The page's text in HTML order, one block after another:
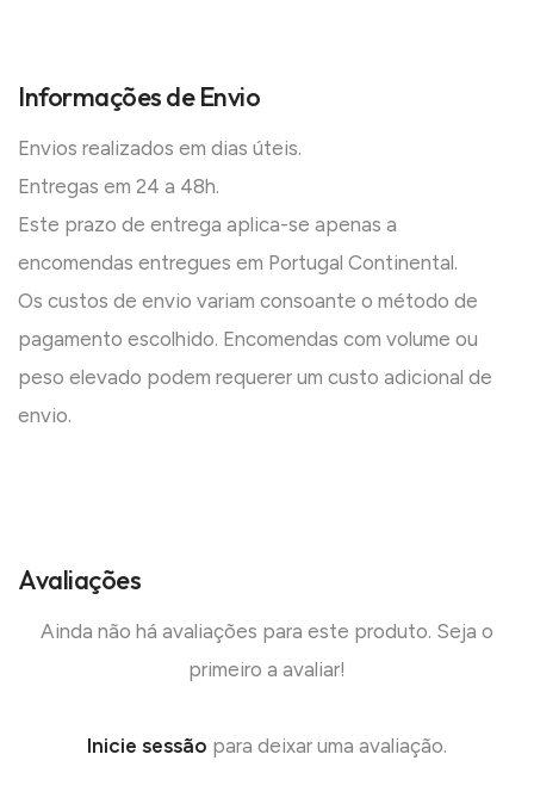
Informações de Envio
Envios realizados em dias úteis.
Entregas em 24 a 48h.
Este prazo de entrega aplica-se apenas a
encomendas entregues em Portugal Continental.
Os custos de envio variam consoante o método de
pagamento escolhido. Encomendas com volume ou
peso elevado podem requerer um custo adicional de
envio.
Avaliações
Ainda não há avaliações para este produto. Seja o
primeiro a avaliar!
Inicie sessão para deixar uma avaliação.